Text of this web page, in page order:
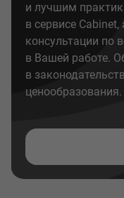
и лучшим
в сервисе
консультации по
в Вашей работе.
в
ценообразования.